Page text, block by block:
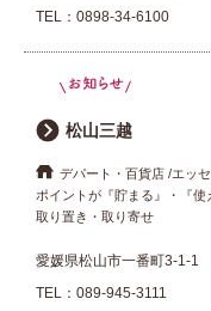
TEL： 0898-34-6100
松山三越
デパート・百貨店 エッ
ポイントが『貯まる』・『使
取り置き・取り寄せ
愛媛県松山市一番町3-1-1
TEL： 089-945-3111